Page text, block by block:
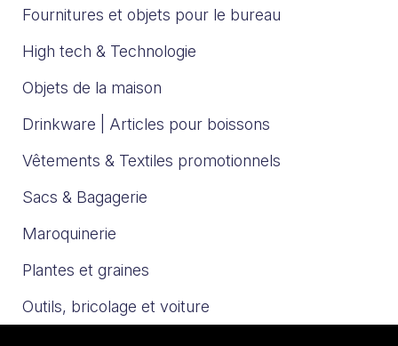
Fournitures et objets pour le bureau
High tech & Technologie
Objets de la maison
Drinkware | Articles pour boissons
Vêtements & Textiles promotionnels
Sacs & Bagagerie
Maroquinerie
Plantes et graines
Outils, bricolage et voiture